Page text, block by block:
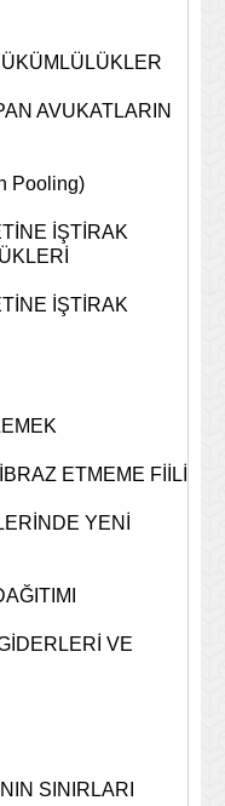
AVUKATLARIN
Pooling)
İŞTİRAK
İŞTİRAK
ETMEME FİİLİ
YENİ
VE
SINIRLARI